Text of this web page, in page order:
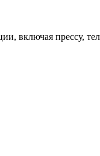
включая прессу,